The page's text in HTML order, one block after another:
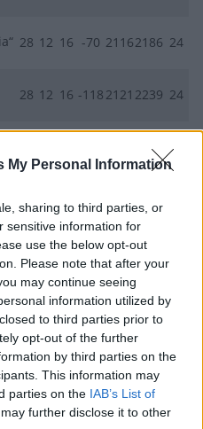
My Personal Information
sharing to third parties, or
sensitive information for
use the below opt-out
Please note that after your
may continue seeing
information utilized by
to third parties prior to
opt-out of the further
by third parties on the
This information may
parties on the IAB’s List of
further disclose it to other
28 12 16 -70 21162186 24
28 12 16 -118 2121 2239 24
2089 24
28 10 -48 2051
28 9 19 -146 20892235
28 8 20 -20320362239 16
28 8 20 -16520842249 16